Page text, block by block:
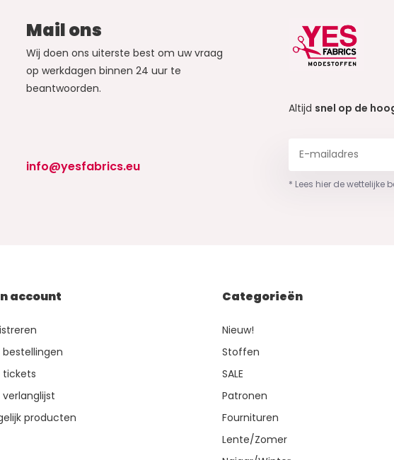
Mail ons
Wij doen ons uiterste best om uw vraag
op werkdagen binnen 24 uur te
beantwoorden.
info@yesfabrics.eu
Altijd snel op de
* Lees hier de wettelijke
account
bestellingen
tickets
verlanglijst
producten
Categorieën
Nieuw!
Stoffen
SALE
Patronen
Fournituren
Lente/Zomer